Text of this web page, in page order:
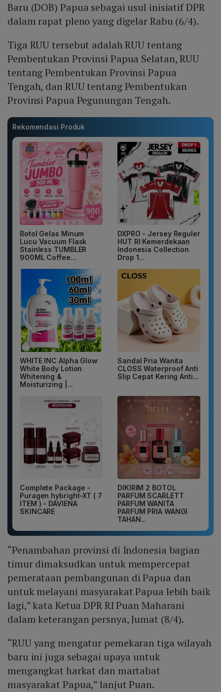
Baru (DOB) Papua sebagai usul inisiatif DPR
dalam rapat pleno yang digelar Rabu (6/4).
Tiga RUU tersebut adalah RUU tentang
Pembentukan Provinsi Papua Selatan, RUU
tentang Pembentukan Provinsi Papua
Tengah, dan RUU tentang Pembentukan
Provinsi Papua Pegunungan Tengah.
Rekomendasi Produk
Botol Gelas Minum
Lucu Vacuum Flask
Stainless TUMBLER
900ML Coffee...
DXPRO - Jersey Reguler
HUT RI Kemerdekaan
Indonesia Collection
Drop 1...
WHITE INC Alpha Glow
White Body Lotion
Whitening &
Moisturizing |...
Sandal Pria Wanita
CLOSS Waterproof Anti
Slip Cepat Kering Anti...
Complete Package -
Puragen hybright-XT ( 7
ITEM ) - DAVIENA
SKINCARE
DIKIRIM 2 BOTOL
PARFUM SCARLETT
PARFUM WANITA
PARFUM PRIA WANGI
TAHAN...
“Penambahan provinsi di Indonesia bagian
timur dimaksudkan untuk mempercepat
pemerataan pembangunan di Papua dan
untuk melayani masyarakat Papua lebih baik
lagi,” kata Ketua DPR RI Puan Maharani
dalam keterangan persnya, Jumat (8/4).
“RUU yang mengatur pemekaran tiga wilayah
baru ini juga sebagai upaya untuk
mengangkat harkat dan martabat
masyarakat Papua,” lanjut Puan.